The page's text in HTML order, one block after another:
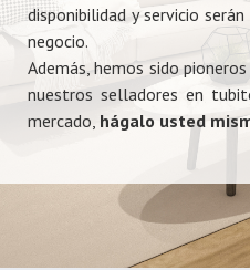
disponibilidad y servicio
negocio.
Además, hemos sido
nuestros selladores en
mercado, hágalo usted